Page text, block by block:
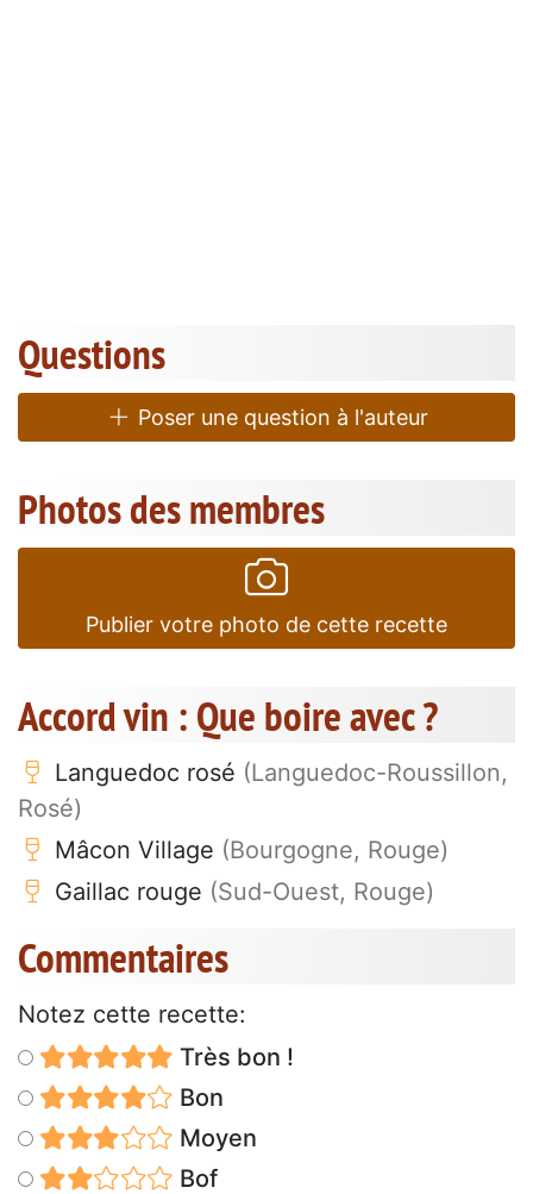
Questions
Poser une question à l'auteur
Photos des membres
Publier votre photo de cette recette
Accord vin : Que boire avec ?
Languedoc rosé (Languedoc-Roussillon,
Rosé)
Mâcon Village (Bourgogne, Rouge)
Gaillac rouge (Sud-Ouest, Rouge)
Commentaires
Notez cette recette:
Très bon !
Bon
Moyen
Bof